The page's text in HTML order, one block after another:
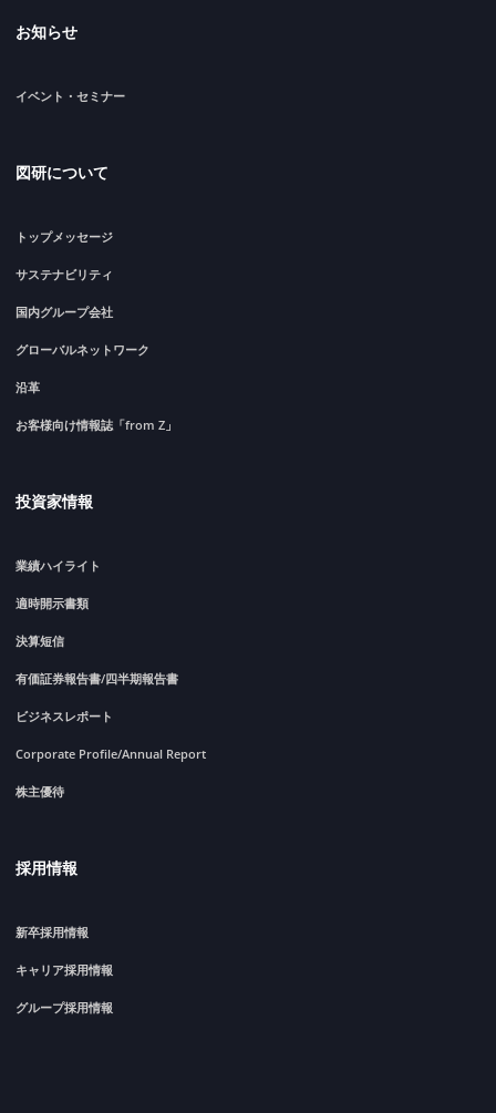
お知らせ
イベント・セミナー
図研について
トップメッセージ
サステナビリティ
国内グループ会社
グローバルネットワーク
沿革
お客様向け情報誌「from Z」
投資家情報
業績ハイライト
適時開示書類
決算短信
有価証券報告書/四半期報告書
ビジネスレポート
Corporate Profile/Annual Report
株主優待
採用情報
新卒採用情報
キャリア採用情報
グループ採用情報